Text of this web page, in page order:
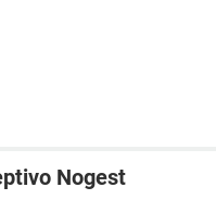
Nogest